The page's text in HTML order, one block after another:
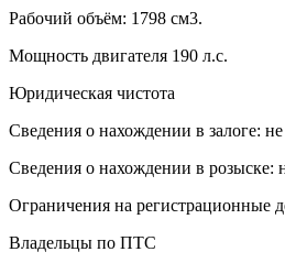
Рабочий объём: 1798 см3.
Мощность двигателя 190 л.с.
Юридическая чистота
Сведения о нахождении в залоге:
Сведения о нахождении в розыске:
Ограничения на регистрационные
Владельцы по ПТС